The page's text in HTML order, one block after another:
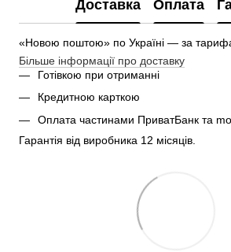
Доставка Оплата
«Новою поштою» по Україні — за
Більше інформації про доставку
Готівкою при отриманні
Кредитною карткою
Оплата частинами ПриватБанк та
Гарантія від виробника 12 місяців.